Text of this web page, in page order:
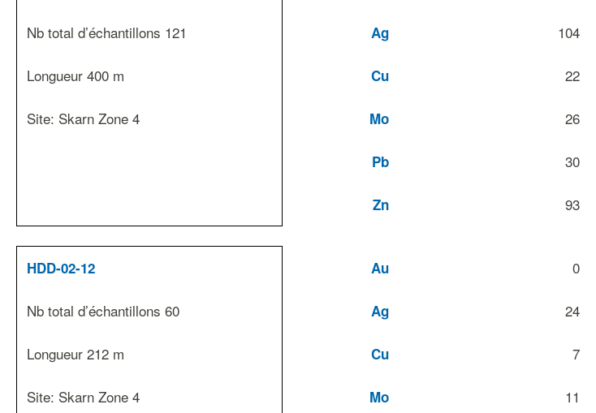
Nb total d’échantillons 121 Ag 104
Longueur 400 m Cu 22
Site: Skarn Zone 4 Mo 26
Pb 30
Zn 93
HDD-02-12 Au 0
Nb total d’échantillons 60 Ag 24
Longueur 212 m Cu 7
Site: Skarn Zone 4 Mo 11